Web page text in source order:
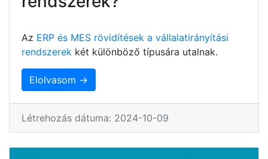
Az ERP és MES rövidítések a vállalatirányítási
rendszerek két különböző típusára utalnak.
Elolvasom →
Létrehozás dátuma: 2024-10-09